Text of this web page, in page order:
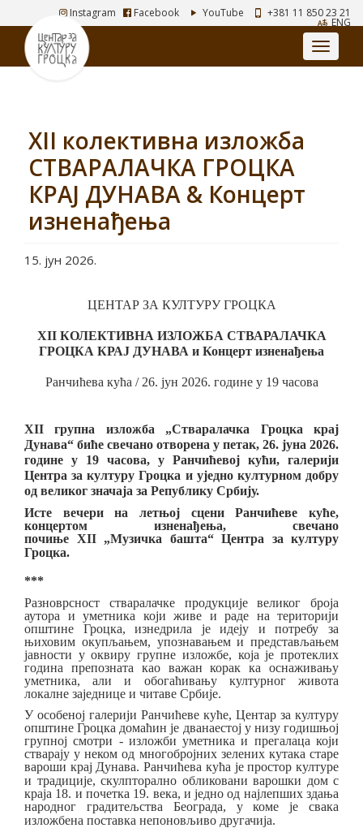
Instagram Facebook YouTube +381 11 850 23 21
ENG
XII колективна изложба
СТВАРАЛАЧКА ГРОЦКА
КРАЈ ДУНАВА & Концерт
изненађења
15. јун 2026.
ЦЕНТАР ЗА КУЛТУРУ ГРОЦКА
XII КОЛЕКТИВНА ИЗЛОЖБА СТВАРАЛАЧКА
ГРОЦКА КРАЈ ДУНАВА и Концерт изненађења
Ранчићева кућа / 26. јун 2026. године у 19 часова
ХII групна изложба „Стваралачка Гроцка крај
Дунава“ биће свечано отворена у петак, 26. јуна 2026.
године у 19 часова, у Ранчићевој кући, галерији
Центра за културу Гроцка и уједно културном добру
од великог значаја за Републику Србију.
Исте вечери на летњој сцениРанчићеве куће,
концертом изненађења, свечано
почиње XII„Музичка башта“ Центра за културу
Гроцка.
***
Разноврсност стваралачке продукције великог броја
аутора и уметника који живе и раде на територији
општине Гроцка, изнедрила је идеју и потребу за
њиховим окупљањем, упознавањеми представљањем
јавности у оквиру групне изложбе, која је протеклих
година препозната као важанкорак ка оснаживању
уметника, али и обогаћивању културног живота
локалне заједнице и читаве Србије.
У особеној галерији Ранчићеве куће, Центар за културу
општине Гроцка домаћин је дванаестој у низу годишњој
групној смотри - изложби уметника и прегалаца који
стварају у неком од многобројних зелених кутака старе
вароши крај Дунава. Ранчићева кућа је простор културе
и традиције, скулпторално обликовани варошки дом с
краја 18. и почетка 19. века, и једно од најлепших здања
народнoг градитељства
Београда,
у коме је свака
изложбена поставка непоновљиво другачија.